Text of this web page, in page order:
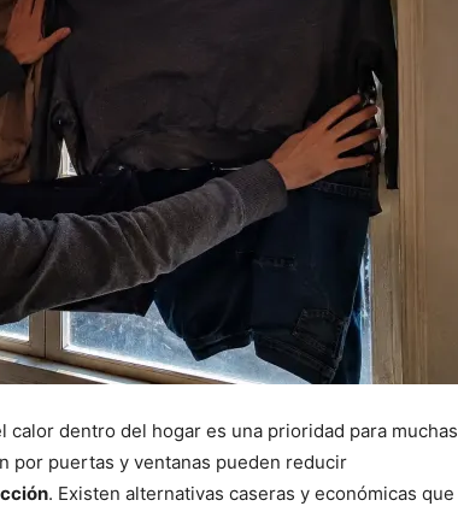
calor dentro del hogar es una prioridad para muchas
por puertas y ventanas pueden reducir
. Existen alternativas caseras y económicas que